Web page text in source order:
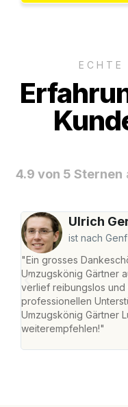
ECHTE
4.9 von 5 Sternen
Ulrich
ist nach
"Ein grosses
Umzugskönig Gärtner
verlief reibungslos
professionellen
Umzugskönig Gärtner
weiterempfehlen!"